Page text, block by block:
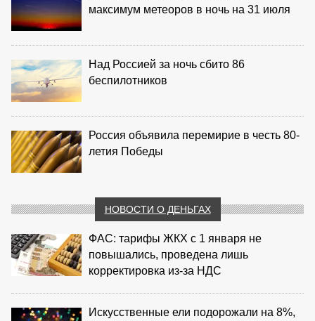
максимум метеоров в ночь на 31 июля
Над Россией за ночь сбито 86
беспилотников
Россия объявила перемирие в честь 80-
летия Победы
НОВОСТИ О ДЕНЬГАХ
ФАС: тарифы ЖКХ с 1 января не
повышались, проведена лишь
корректировка из‑за НДС
Искусственные ели подорожали на 8%,